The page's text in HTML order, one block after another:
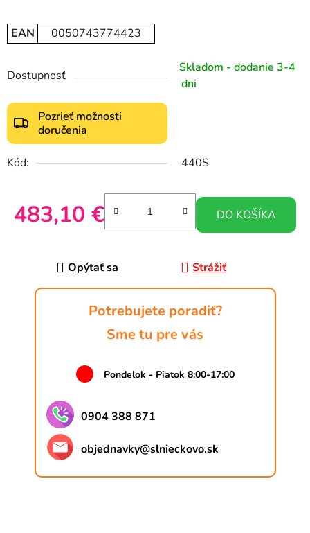
EAN 0050743774423
Dostupnosť
Skladom - dodanie 3-4
dni
Pozrieť možnosti
doručenia
Kód: 440S
483,10 € DO KOŠÍKA
Opýtať sa Strážiť
Potrebujete poradiť?
Sme tu pre vás
Pondelok - Piatok 8:00-17:00
0904 388 871
objednavky@slnieckovo.sk